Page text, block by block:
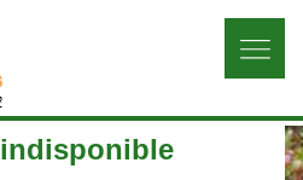
indisponible